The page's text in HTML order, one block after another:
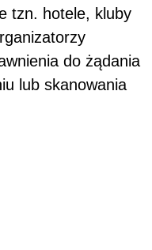
tzn. hotele, kluby
do żądania
lub skanowania